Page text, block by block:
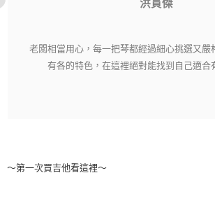
老闆相當用心，每一把琴都經過細心挑選又嚴
有各的特色，在這裡絕對能找到自己適合
～第一次買吉他看這裡～